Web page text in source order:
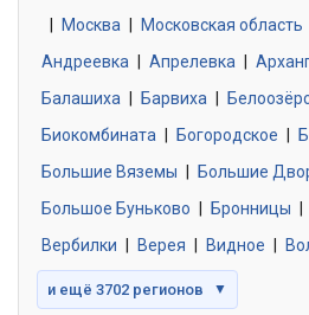
0 объявлений
Знакомства без
0 объявлений
Москва Московская область
Андреевка
Апрелевка
Балашиха
Барвиха
Биокомбината
Богородское
Большие Вяземы
Большие
Большое Буньково
Бронницы
Вербилки
Верея Видное
и ещё 3702 регионов ▼